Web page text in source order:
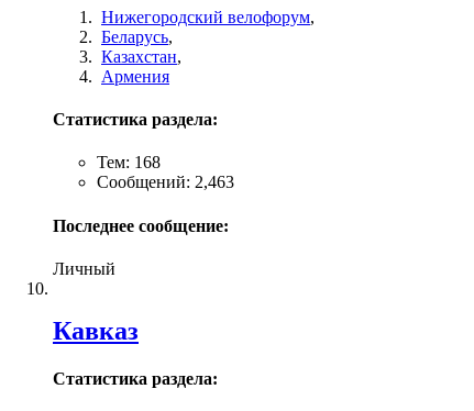
Нижегородский велофорум,
Беларусь,
Казахстан,
Армения
Статистика раздела:
Тем: 168
Сообщений: 2,463
Последнее сообщение:
Личный
Кавказ
Статистика раздела: